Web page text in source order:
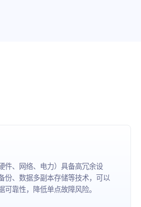
件、网络、电力）具备高冗余设
份、数据多副本存储等技术，可以
靠性，降低单点故障风险。